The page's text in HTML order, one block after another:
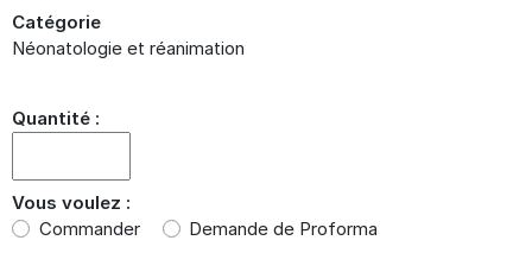
Catégorie
Néonatologie et réanimation
Quantité :
Vous voulez :
Commander
Demande de Proforma